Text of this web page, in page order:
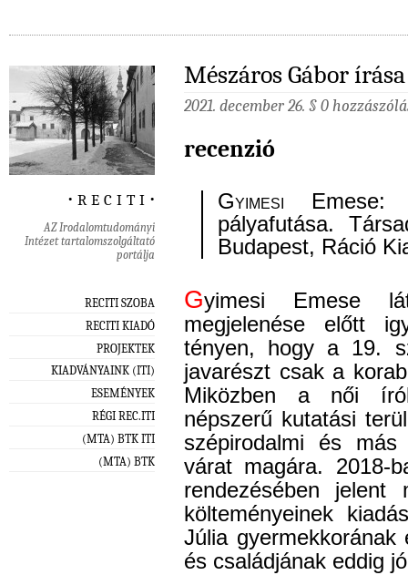
‧ r e c i t i ‧
AZ Irodalomtudományi
Intézet tartalomszolgáltató
portálja
RECITI SZOBA
RECITI KIADÓ
PROJEKTEK
KIADVÁNYAINK (ITI)
ESEMÉNYEK
RÉGI REC.ITI
(MTA) BTK ITI
(MTA) BTK
Mészáros Gábor írása
2021. december 26. § 0
recenzió
Gyimesi Emese:
pályafutása.
Budapest, Ráció
Gyimesi Emese
megjelenése előtt
tényen, hogy a 19.
javarészt csak a
Miközben a női
népszerű kutatási
szépirodalmi és
várat magára. 2018-
rendezésében jelent
költeményeinek
Júlia
és családjának eddig